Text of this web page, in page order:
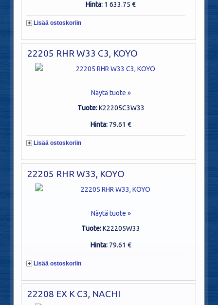
Hinta: 1 633.75 €
Lisää ostoskoriin
22205 RHR W33 C3, KOYO
Näytä tuote »
Tuote:K22205C3W33
Hinta: 79.61 €
Lisää ostoskoriin
22205 RHR W33, KOYO
Näytä tuote »
Tuote:K22205W33
Hinta: 79.61 €
Lisää ostoskoriin
22208 EX K C3, NACHI